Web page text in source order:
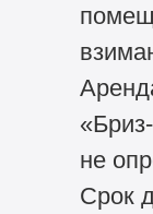
не
Срок